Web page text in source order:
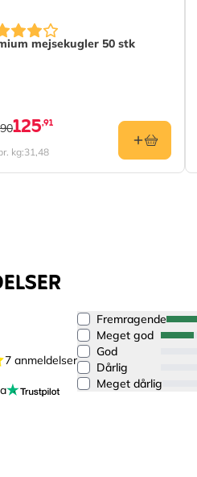
mejsekugler 50 stk
125,91
kg:31,48
7 anmeldelser
Fremragende
Meget god
God
Dårlig
Meget dårlig